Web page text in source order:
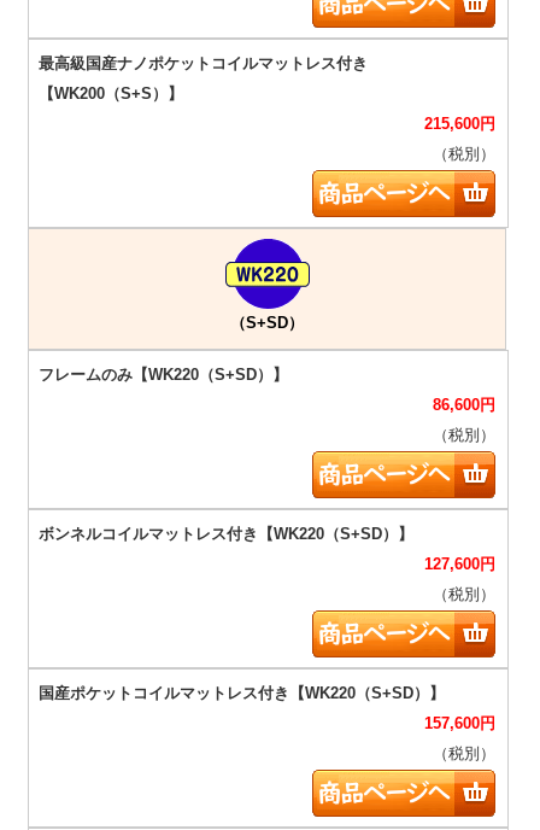
215,600円
（税別）
（S+SD）
86,600円
（税別）
127,600円
（税別）
157,600円
（税別）